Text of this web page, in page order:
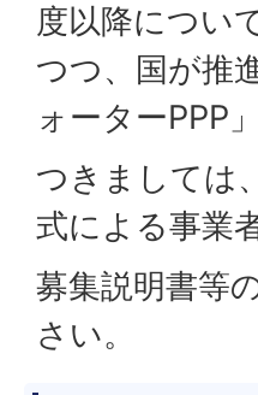
度以降につい
つつ、国が推
ォーターPPP
つきましては
式による事業
募集説明書等
さい。